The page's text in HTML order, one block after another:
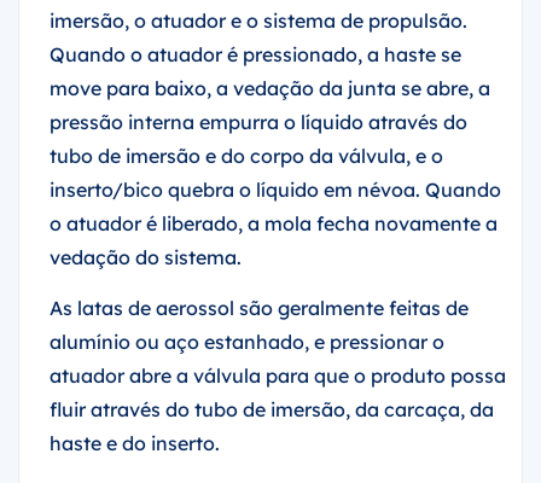
imersão, o atuador e o sistema de propulsão.
Quando o atuador é pressionado, a haste se
move para baixo, a vedação da junta se abre, a
pressão interna empurra o líquido através do
tubo de imersão e do corpo da válvula, e o
inserto/bico quebra o líquido em névoa. Quando
o atuador é liberado, a mola fecha novamente a
vedação do sistema.
As latas de aerossol são geralmente feitas de
alumínio ou aço estanhado, e pressionar o
atuador abre a válvula para que o produto possa
fluir através do tubo de imersão, da carcaça, da
haste e do inserto.